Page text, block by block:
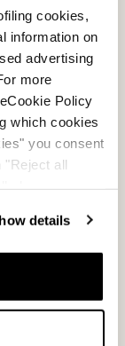
cookies,
information on
advertising
more
Policy
which cookies
you consent
"Reject all
details